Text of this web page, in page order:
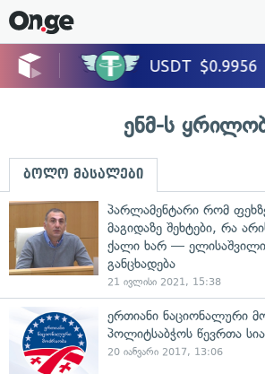
ენმ-ს
ბოლო მასალები
პარლამენტარი რომ
მაგიდაზე შეხტები, რა
ქალი ხარ —
განცხადება
21 ივლისი 2021, 15:38
ერთიანი ნაციონალური
პოლიტსაბჭოს წევრთა სია
20 იანვარი 2017, 13:06